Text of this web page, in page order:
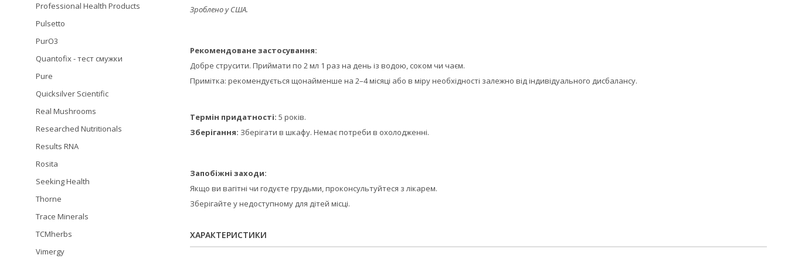
Зроблено у США.
Рекомендоване застосування:
Добре струсити. Приймати по 2 мл 1 раз на день із водою, соком чи чаєм.
Примітка: рекомендується щонайменше на 2–4 місяці або в міру необхідності залежно від індивідуального дисбалансу.
Термін придатності: 5 років.
Зберігання: Зберігати в шкафу. Немає потреби в охолодженні.
Запобіжні заходи:
Якщо ви вагітні чи годуєте грудьми, проконсультуйтеся з лікарем.
Зберігайте у недоступному для дітей місці.
ХАРАКТЕРИСТИКИ
Professional Health Products
Pulsetto
PurO3
Quantofix - тест смужки
Pure
Quicksilver Scientific
Real Mushrooms
Researched Nutritionals
Results RNA
Rosita
Seeking Health
Thorne
Trace Minerals
TCMherbs
Vimergy